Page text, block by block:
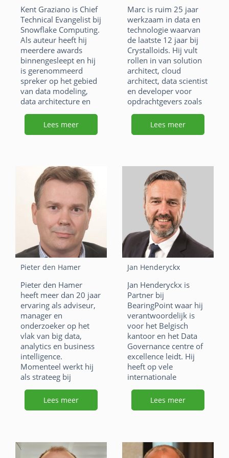
F
a
c
e
b
o
o
k
Li
n
k
e
dI
n
X
W
h
at
s
A
p
p
E
m
ai
l
Kent Graziano is Chief
Technical Evangelist bij
Snowflake Computing.
Als auteur heeft hij
meerdere awards
binnengesleept en hij
is gerenommeerd
spreker op het gebied
van data modeling,
data architecture en
internationaal
gerenommeerde
heeft Graziano veel
succesvolle software
en datawarehouse
implementaties
ontwikkeld en
begeleid, onder andere
binnen agile DW/BI
teams.
F
a
c
e
b
o
o
k
Li
n
k
e
dI
n
W
h
at
s
A
p
p
E
m
ai
l
Lees meer
Marc is ruim 25 jaar
werkzaam in data en
technologie waarvan
de laatste 12 jaar bij
Crystalloids. Hij vult
rollen in van solution
architect, cloud
architect, data scientist
en developer voor
opdrachtgevers zoals
Coolblue, de Bijenkorf,
HEMA, Hospitality
implementatie van
high performance
cloud data
warehouses, data
lakes, data and
analytics platforms.
F
a
c
e
b
o
o
k
Li
n
k
e
dI
n
X
W
h
at
s
A
p
p
E
m
ai
l
Lees meer
Pieter den Hamer
Pieter den Hamer
heeft meer dan 20 jaar
ervaring als adviseur,
manager en
onderzoeker op het
vlak van big data,
analytics en business
intelligence.
Momenteel werkt hij
als strateeg bij
Alliander, waar hij zijn
expertise vooral richt
op thema’s als smart
Lees meer
Jan Henderyckx
Jan Henderyckx is
Partner bij
BearingPoint waar hij
verantwoordelijk is
voor het Belgisch
kantoor en het Data
Governance centre of
excellence leidt. Hij
heeft op vele
internationale
congressen en
usergroup-
bijeenkomsten
moderator
Lees meer